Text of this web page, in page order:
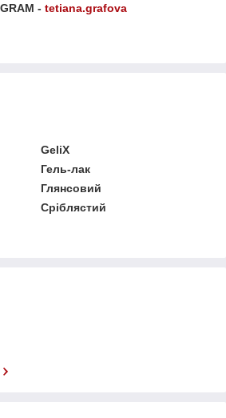
- tetiana.grafova
GeliX
Гель-лак
Глянсовий
Сріблястий